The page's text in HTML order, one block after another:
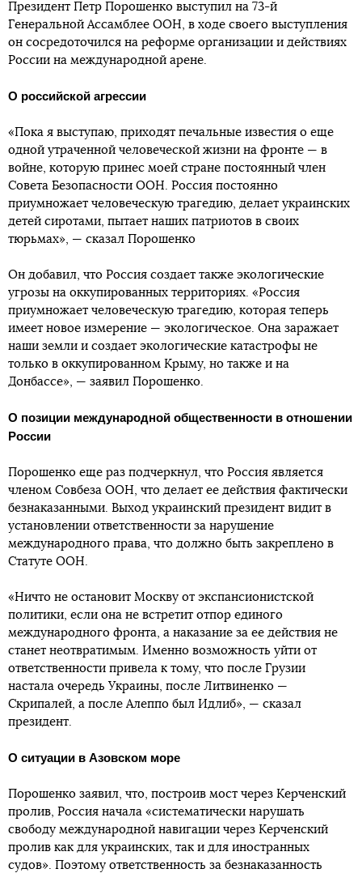
Президент Петр Порошенко выступил на 73-й
Генеральной Ассамблее ООН, в ходе своего выступления
он сосредоточился на реформе организации и действиях
России на международной арене.
О российской агрессии
«Пока я выступаю, приходят печальные известия о еще
одной утраченной человеческой жизни на фронте — в
войне, которую принес моей стране постоянный член
Совета Безопасности ООН. Россия постоянно
приумножает человеческую трагедию, делает украинских
детей сиротами, пытает наших патриотов в своих
тюрьмах», — сказал Порошенко
Он добавил, что Россия создает также экологические
угрозы на оккупированных территориях. «Россия
приумножает человеческую трагедию, которая теперь
имеет новое измерение — экологическое. Она заражает
наши земли и создает экологические катастрофы не
только в оккупированном Крыму, но также и на
Донбассе», — заявил Порошенко.
О позиции международной общественности в отношении
России
Порошенко еще раз подчеркнул, что Россия является
членом Совбеза ООН, что делает ее действия фактически
безнаказанными. Выход украинский президент видит в
установлении ответственности за нарушение
международного права, что должно быть закреплено в
Статуте ООН.
«Ничто не остановит Москву от экспансионистской
политики, если она не встретит отпор единого
международного фронта, а наказание за ее действия не
станет неотвратимым. Именно возможность уйти от
ответственности привела к тому, что после Грузии
настала очередь Украины, после Литвиненко —
Скрипалей, а после Алеппо был Идлиб», — сказал
президент.
О ситуации в Азовском море
Порошенко заявил, что, построив мост через Керченский
пролив, Россия начала «систематически нарушать
свободу международной навигации через Керченский
пролив как для украинских, так и для иностранных
судов». Поэтому ответственность за безнаказанность